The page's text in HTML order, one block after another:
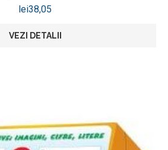
lei38,05
VEZI DETALII